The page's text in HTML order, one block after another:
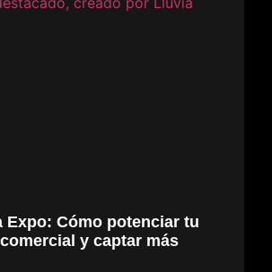
Expo: Cómo potenciar tu
y captar más